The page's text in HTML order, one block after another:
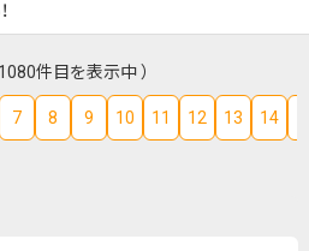
件目を表示中 ）
7 8 9 10 11 12 13 14